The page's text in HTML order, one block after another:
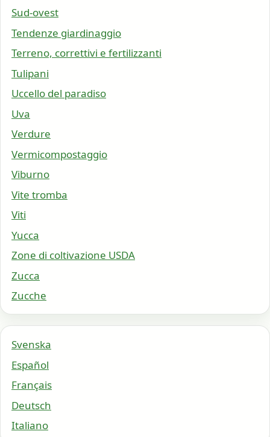
Sud-ovest
Tendenze giardinaggio
Terreno, correttivi e fertilizzanti
Tulipani
Uccello del paradiso
Uva
Verdure
Vermicompostaggio
Viburno
Vite tromba
Viti
Yucca
Zone di coltivazione USDA
Zucca
Zucche
Svenska
Español
Français
Deutsch
Italiano